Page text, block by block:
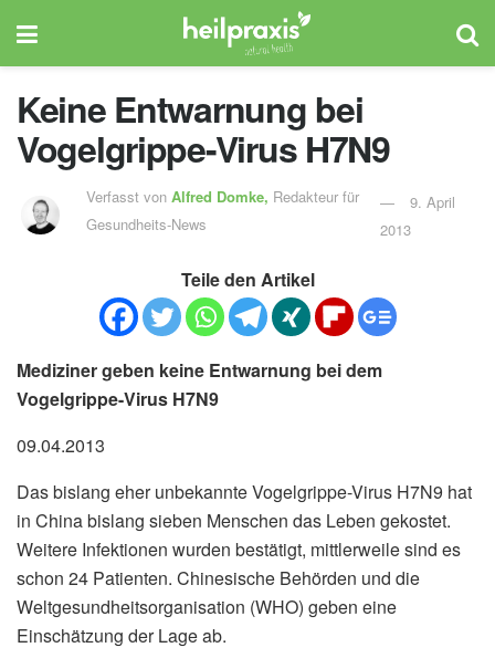
Keine Entwarnung bei
Vogelgrippe-Virus H7N9
Verfasst vonAlfred Domke, Redakteur für
Gesundheits-News
9. April
2013
Teile den Artikel
Mediziner geben keine Entwarnung bei dem
Vogelgrippe-Virus H7N9
09.04.2013
Das bislang eher unbekannte Vogelgrippe-Virus H7N9 hat
in China bislang sieben Menschen das Leben gekostet.
Weitere Infektionen wurden bestätigt, mittlerweile sind es
schon 24 Patienten. Chinesische Behörden und die
Weltgesundheitsorganisation (WHO) geben eine
Einschätzung der Lage ab.